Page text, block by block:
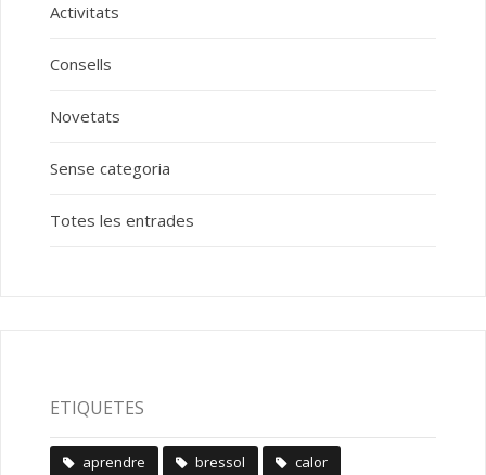
Activitats
Consells
Novetats
Sense categoria
Totes les entrades
ETIQUETES
aprendre bressol calor